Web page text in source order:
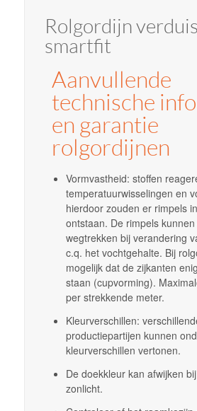
Rolgordijn
smartfit
Aanvullende
technische
en garantie
rolgordijnen
Vormvastheid: stoffen
temperatuurwisselingen en
hierdoor zouden er rimpels
ontstaan. De rimpels
wegtrekken bij verandering
c.q. het vochtgehalte. Bij
mogelijk dat de zijkanten
staan (cupvorming).
per strekkende meter.
Kleurverschillen:
productiepartijen kunnen
kleurverschillen vertonen.
De doekkleur kan afwijken
zonlicht.